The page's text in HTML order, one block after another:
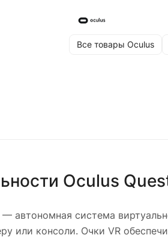
Все товары Oculus
Oculus
— автономная система
или консоли. Очки VR